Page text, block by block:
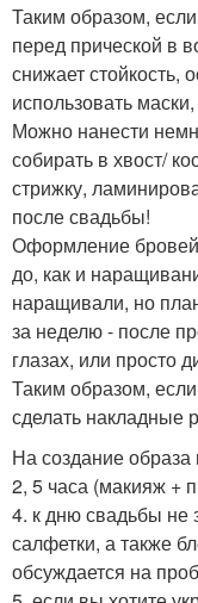
Таким образом,
перед прической в
снижает
использовать
Можно нанести
собирать в хвост/
стрижку,
после свадьбы!
Оформление бровей
до, как и
наращивали, но
за неделю - после
глазах, или просто
Таким образом,
сделать накладные
На создание
2, 5 часа (макияж +
4. к дню свадьбы не
салфетки, а также
обсуждается на